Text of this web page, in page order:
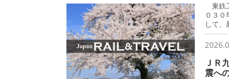
東鉄
０３
して
ＪＲ
震へ